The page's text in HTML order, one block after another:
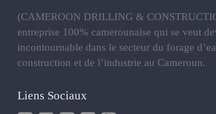
(CAMEROON DRILLING &
entreprise 100% camerounaise qui se veut
incontournable dans le secteur du forage
construction et de l’industrie au Cameroun.
Liens Sociaux